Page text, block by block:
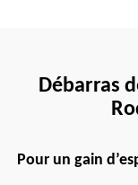
Débarras
Pour un gain